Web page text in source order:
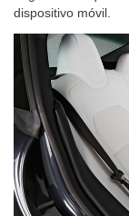
negativo es que